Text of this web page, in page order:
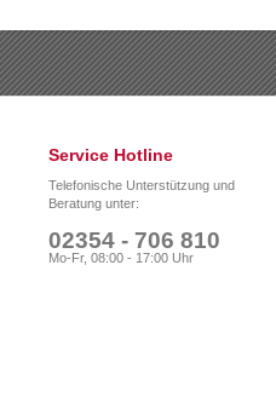
Service Hotline
Telefonische Unterstützung und
Beratung unter:
02354 - 706 810
Mo-Fr, 08:00 - 17:00 Uhr